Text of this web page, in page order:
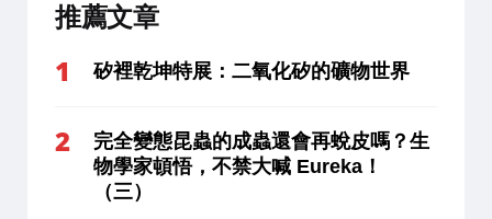
推薦文章
矽裡乾坤特展：二氧化矽的礦物世界
完全變態昆蟲的成蟲還會再蛻皮嗎？生
物學家頓悟，不禁大喊 Eureka！
（三）